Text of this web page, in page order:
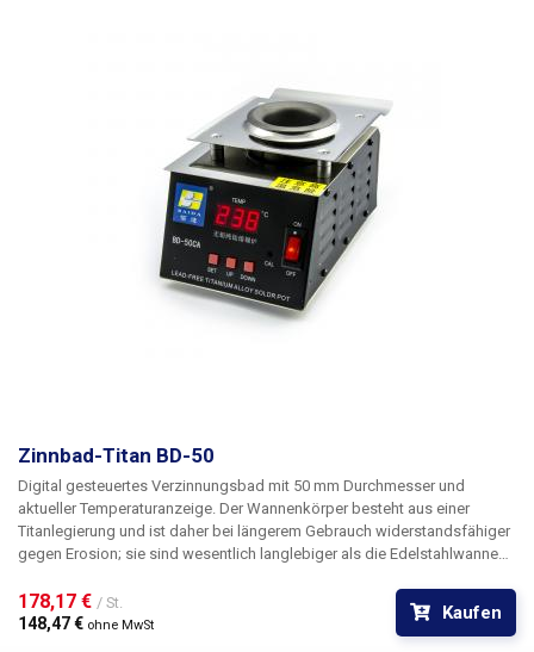
Zinnbad-Titan BD-50
Digital gesteuertes Verzinnungsbad mit 50 mm Durchmesser und
aktueller Temperaturanzeige. Der Wannenkörper besteht aus einer
Titanlegierung und ist daher bei längerem Gebrauch widerstandsfähiger
gegen Erosion; sie sind wesentlich langlebiger als die Edelstahlwannen
Titanlegierung, aus der es hergestellt ist, wesentlich höhere
Betriebstemperaturen als Edelstahlbäder, nämlich bis zu 600°C im
178,17 € / St.
148,47 € ohne MwSt
Kaufen